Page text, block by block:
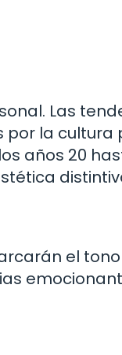
Las
por la cultura
años 20
el